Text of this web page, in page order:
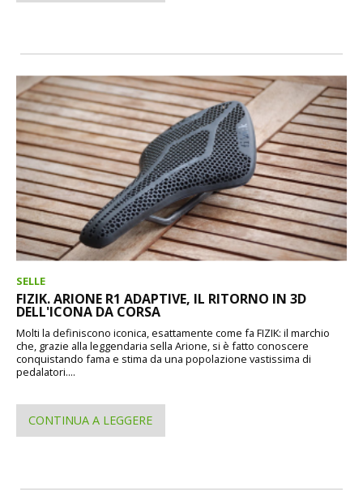
SELLE
FIZIK. ARIONE R1 ADAPTIVE, IL RITORNO IN 3D
DELL'ICONA DA CORSA
Molti la definiscono iconica, esattamente come fa FIZIK: il marchio
che, grazie alla leggendaria sella Arione, si è fatto conoscere
conquistando fama e stima da una popolazione vastissima di
pedalatori....
CONTINUA A LEGGERE